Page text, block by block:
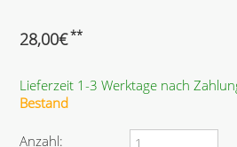
28,00€**
Lieferzeit 1-3 Werktage nach
Bestand
Anzahl: